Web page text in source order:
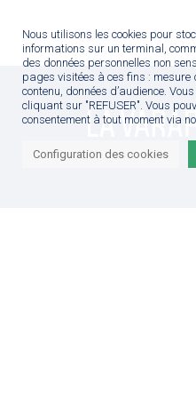
Nous utilisons les cookies pour
informations sur un terminal,
des données personnelles non
pages visitées à ces fins :
contenu, données d’audience.
cliquant sur "REFUSER". Vous
consentement à tout moment via
Configuration des cookies